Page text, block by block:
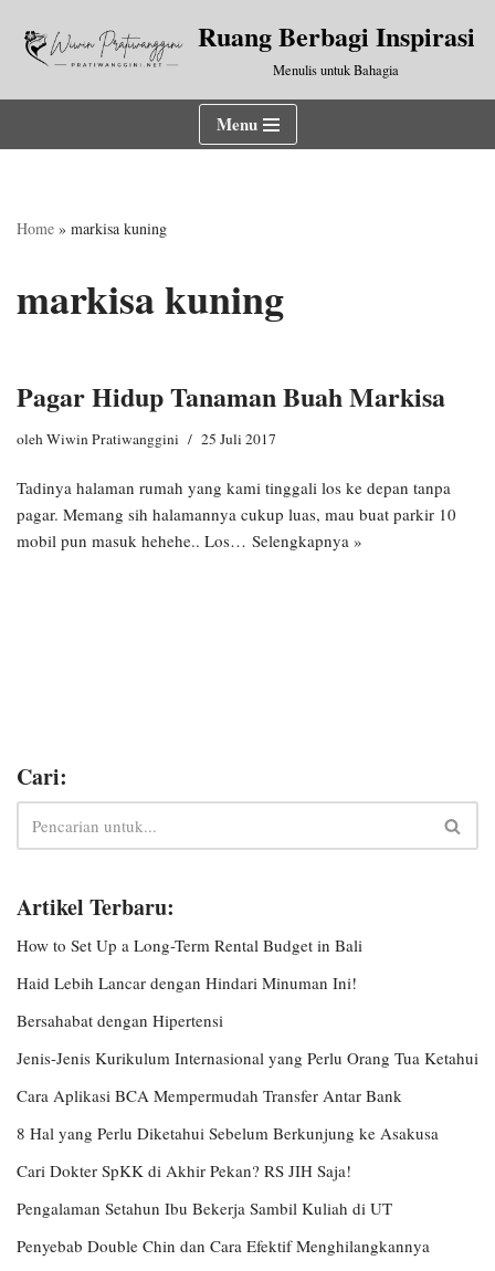
Lompat
Ruang Berbagi Inspirasi
Menulis untuk Bahagia
Menu
Home » markisa kuning
markisa kuning
Pagar Hidup Tanaman Buah Markisa
olehWiwin Pratiwanggini 25 Juli 2017
Tadinya halaman rumah yang kami tinggali los ke depan tanpa
pagar. Memang sih halamannya cukup luas, mau buat parkir 10
mobil pun masuk hehehe.. Los… Selengkapnya »
Cari:
Artikel Terbaru:
How to Set Up a Long-Term Rental Budget in Bali
Haid Lebih Lancar dengan Hindari Minuman Ini!
Bersahabat dengan Hipertensi
Jenis-Jenis Kurikulum Internasional yang Perlu Orang Tua Ketahui
Cara Aplikasi BCA Mempermudah Transfer Antar Bank
8 Hal yang Perlu Diketahui Sebelum Berkunjung ke Asakusa
Cari Dokter SpKK di Akhir Pekan? RS JIH Saja!
Pengalaman Setahun Ibu Bekerja Sambil Kuliah di UT
Penyebab Double Chin dan Cara Efektif Menghilangkannya